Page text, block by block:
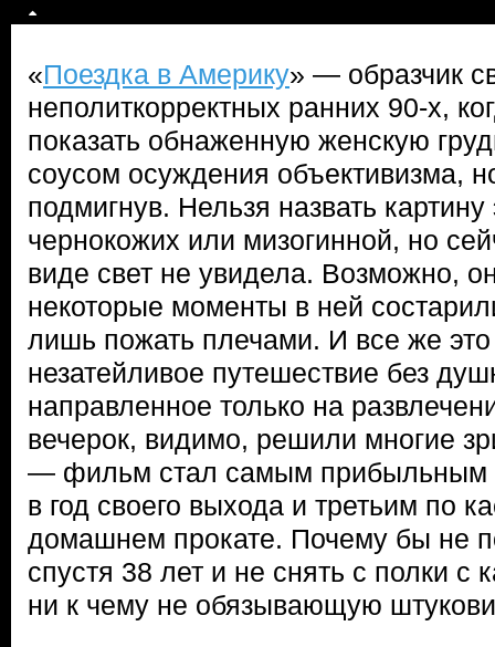
«Поездка в Америку» — образчик
неполиткорректных ранних 90-х,
показать обнаженную женскую
соусом осуждения объективизма,
подмигнув. Нельзя назвать
чернокожих или мизогинной, но
виде свет не увидела. Возможно,
некоторые моменты в ней
лишь пожать плечами. И все же это
незатейливое путешествие без
направленное только на
вечерок, видимо, решили многие
— фильм стал самым прибыльным
в год своего выхода и третьим по
домашнем прокате. Почему бы не
спустя 38 лет и не снять с полки с
ни к чему не обязывающую